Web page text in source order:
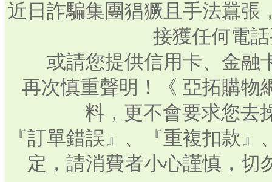
近日詐騙集團猖獗且手法囂張
接獲任何電
或請您提供信用卡、金融
再次慎重聲明！《 亞拓購物
料，更不會要求您去
『訂單錯誤』、『重複扣款
定，請消費者小心謹慎，切